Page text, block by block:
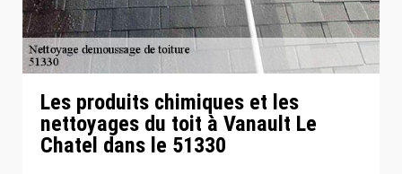
Les produits chimiques et les
nettoyages du toit à Vanault Le
Chatel dans le 51330